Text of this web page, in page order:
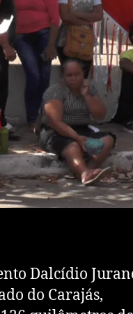
Dalcídio
do Carajás,